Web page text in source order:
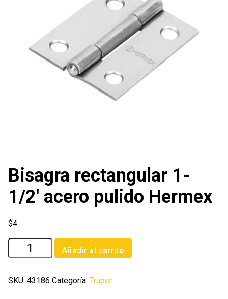
Bisagra rectangular 1-
1/2′ acero pulido Hermex
$4
Bisagra
rectangular
1/2'
Añadir al carrito
SKU: 43186 Categoría: Truper